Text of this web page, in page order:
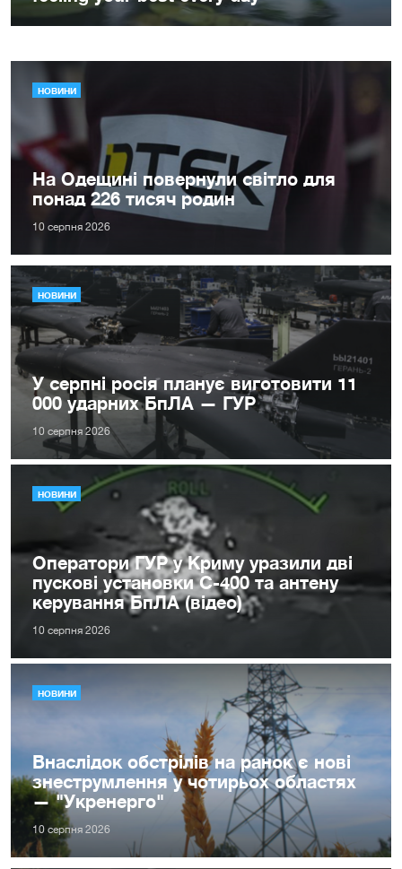
НОВИНИ
На Одещині повернули світло для
понад 226 тисяч родин
10 серпня 2026
НОВИНИ
У серпні росія планує виготовити 11
000 ударних БпЛА — ГУР
10 серпня 2026
НОВИНИ
Оператори ГУР у Криму уразили дві
пускові установки С-400 та антену
керування БпЛА (відео)
10 серпня 2026
НОВИНИ
Внаслідок обстрілів на ранок є нові
знеструмлення у чотирьох областях
— "Укренерго"
10 серпня 2026